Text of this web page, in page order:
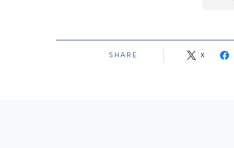
SHARE X